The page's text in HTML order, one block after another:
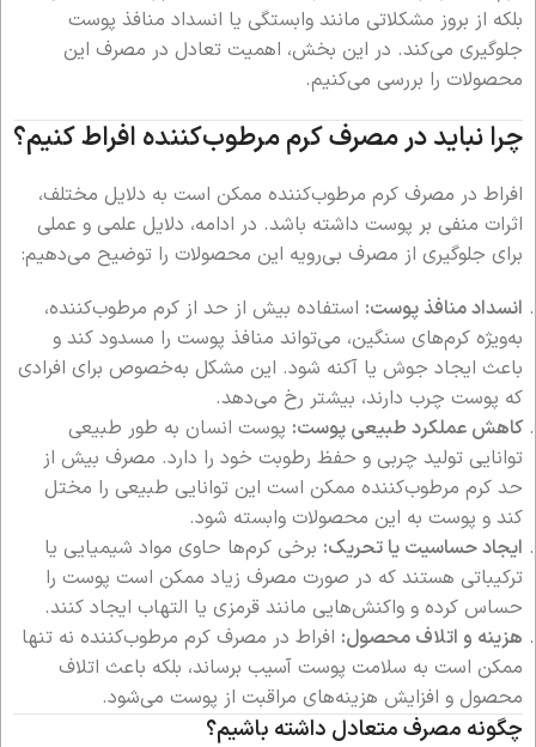
بلکه از بروز مشکلاتی مانند وابستگی یا انسداد منافذ پوست
جلوگیری می‌کند. در این بخش، اهمیت تعادل در مصرف این
محصولات را بررسی می‌کنیم.
چرا نباید در مصرف کرم مرطوب‌کننده افراط کنیم؟
افراط در مصرف کرم مرطوب‌کننده ممکن است به دلایل مختلف،
اثرات منفی بر پوست داشته باشد. در ادامه، دلایل علمی و عملی
برای جلوگیری از مصرف بی‌رویه این محصولات را توضیح می‌دهیم:
انسداد منافذ پوست: استفاده بیش از حد از کرم مرطوب‌کننده،
به‌ویژه کرم‌های سنگین، می‌تواند منافذ پوست را مسدود کند و
باعث ایجاد جوش یا آکنه شود. این مشکل به‌خصوص برای افرادی
که پوست چرب دارند، بیشتر رخ می‌دهد.
کاهش عملکرد طبیعی پوست: پوست انسان به طور طبیعی
توانایی تولید چربی و حفظ رطوبت خود را دارد. مصرف بیش از
حد کرم مرطوب‌کننده ممکن است این توانایی طبیعی را مختل
کند و پوست به این محصولات وابسته شود.
ایجاد حساسیت یا تحریک: برخی کرم‌ها حاوی مواد شیمیایی یا
ترکیباتی هستند که در صورت مصرف زیاد ممکن است پوست را
حساس کرده و واکنش‌هایی مانند قرمزی یا التهاب ایجاد کنند.
هزینه و اتلاف محصول: افراط در مصرف کرم مرطوب‌کننده نه تنها
ممکن است به سلامت پوست آسیب برساند، بلکه باعث اتلاف
محصول و افزایش هزینه‌های مراقبت از پوست می‌شود.
چگونه مصرف متعادل داشته باشیم؟